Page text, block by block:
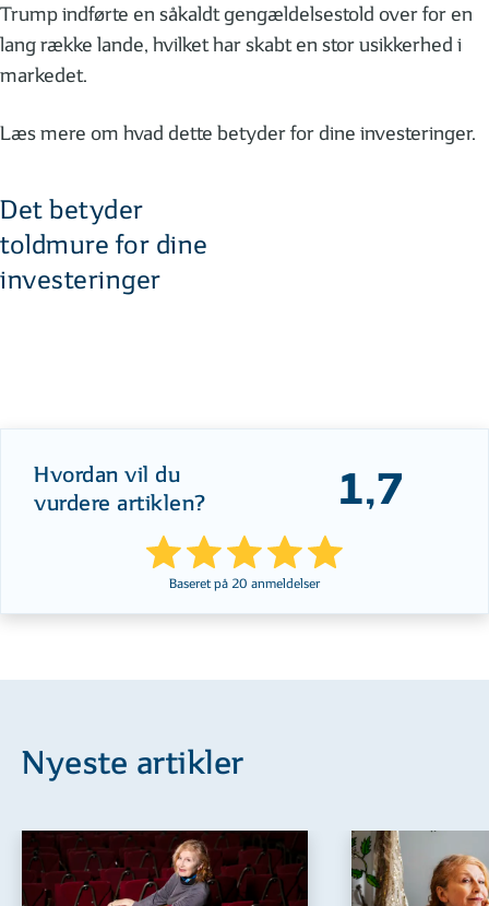
Trump indførte en såkaldt gengældelsestold over for en
lang række lande, hvilket har skabt en stor usikkerhed i
markedet.
Læs mere om hvad dette betyder for dine investeringer.
Det betyder
toldmure for dine
investeringer
Hvordan vil du
vurdere artiklen?
1,7
Baseret på 20 anmeldelser
Nyeste artikler